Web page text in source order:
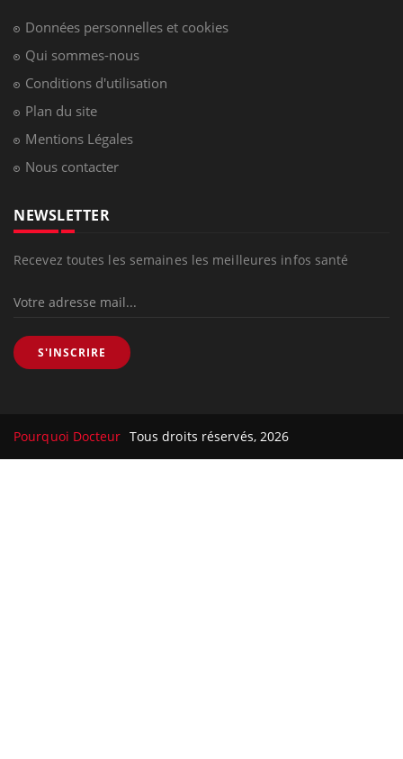
Données personnelles et cookies
Qui sommes-nous
Conditions d'utilisation
Plan du site
Mentions Légales
Nous contacter
NEWSLETTER
Recevez toutes les semaines les meilleures infos santé
S'INSCRIRE
Pourquoi Docteur Tous droits réservés, 2026